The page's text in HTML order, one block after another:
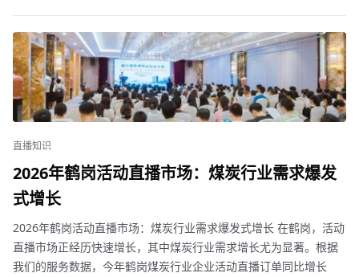
直播知识
2026年鹤岗活动直播市场：煤炭行业需求爆发
式增长
2026年鹤岗活动直播市场：煤炭行业需求爆发式增长 在鹤岗，活动
直播市场正经历快速增长，其中煤炭行业需求增长尤为显著。根据
我们的服务数据，今年鹤岗煤炭行业企业活动直播订单同比增长